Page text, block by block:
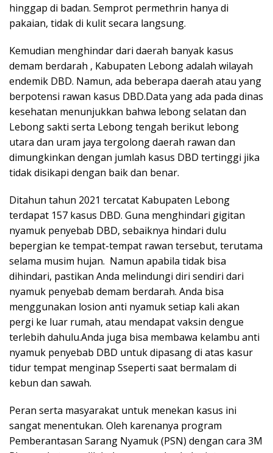
hinggap di badan. Semprot permethrin hanya di
pakaian, tidak di kulit secara langsung.
Kemudian menghindar dari daerah banyak kasus
demam berdarah , Kabupaten Lebong adalah wilayah
endemik DBD. Namun, ada beberapa daerah atau yang
berpotensi rawan kasus DBD.Data yang ada pada dinas
kesehatan menunjukkan bahwa lebong selatan dan
Lebong sakti serta Lebong tengah berikut lebong
utara dan uram jaya tergolong daerah rawan dan
dimungkinkan dengan jumlah kasus DBD tertinggi jika
tidak disikapi dengan baik dan benar.
Ditahun tahun 2021 tercatat Kabupaten Lebong
terdapat 157 kasus DBD. Guna menghindari gigitan
nyamuk penyebab DBD, sebaiknya hindari dulu
bepergian ke tempat-tempat rawan tersebut, terutama
selama musim hujan. Namun apabila tidak bisa
dihindari, pastikan Anda melindungi diri sendiri dari
nyamuk penyebab demam berdarah. Anda bisa
menggunakan losion anti nyamuk setiap kali akan
pergi ke luar rumah, atau mendapat vaksin dengue
terlebih dahulu.Anda juga bisa membawa kelambu anti
nyamuk penyebab DBD untuk dipasang di atas kasur
tidur tempat menginap Sseperti saat bermalam di
kebun dan sawah.
Peran serta masyarakat untuk menekan kasus ini
sangat menentukan. Oleh karenanya program
Pemberantasan Sarang Nyamuk (PSN) dengan cara 3M